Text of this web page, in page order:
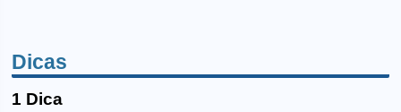
Dicas
1 Dica